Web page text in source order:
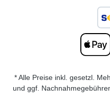
* Alle Preise inkl. gesetzl.
und ggf.